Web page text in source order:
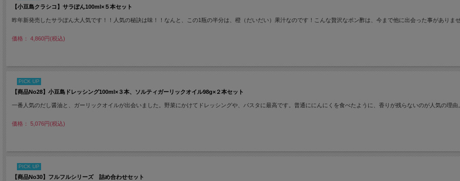
【小豆島クラシコ】サラぽん100ml×５本セット
昨年新発売したサラぽん大人気です！！人気の秘訣は味！！なんと、この1瓶の半分は、橙（だいだい）果汁なのです！こんな贅沢なポン酢は、今まで他に出会った事があり
価格： 4,860円(税込)
PICK UP
【商品No28】小豆島ドレッシング100ml×３本、ソルティガーリックオイル98g×２本セット
一番人気のだし醤油と、ガーリックオイルが出会いました。野菜にかけてドレッシングや、パスタに最高です。普通ににんにくを食べたように、香りが残らないのが人気の理由
価格： 5,076円(税込)
PICK UP
【商品No30】フルフルシリーズ 詰め合わせセット